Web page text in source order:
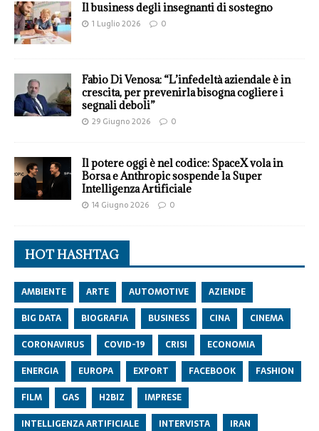
Il business degli insegnanti di sostegno
1 Luglio 2026 0
Fabio Di Venosa: “L’infedeltà aziendale è in
crescita, per prevenirla bisogna cogliere i
segnali deboli”
29 Giugno 2026 0
Il potere oggi è nel codice: SpaceX vola in
Borsa e Anthropic sospende la Super
Intelligenza Artificiale
14 Giugno 2026 0
HOT HASHTAG
AMBIENTE ARTE AUTOMOTIVE
AZIENDE
BIG DATA
BIOGRAFIA BUSINESS CINA
CINEMA
CORONAVIRUS
COVID-19 CRISI
ECONOMIA
ENERGIA
EUROPA EXPORT FACEBOOK
FASHION
FILM
GAS H2BIZ
IMPRESE
INTELLIGENZA ARTIFICIALE
INTERVISTA IRAN